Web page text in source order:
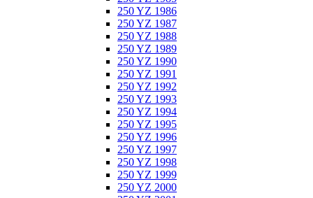
250 YZ 1986
250 YZ 1987
250 YZ 1988
250 YZ 1989
250 YZ 1990
250 YZ 1991
250 YZ 1992
250 YZ 1993
250 YZ 1994
250 YZ 1995
250 YZ 1996
250 YZ 1997
250 YZ 1998
250 YZ 1999
250 YZ 2000